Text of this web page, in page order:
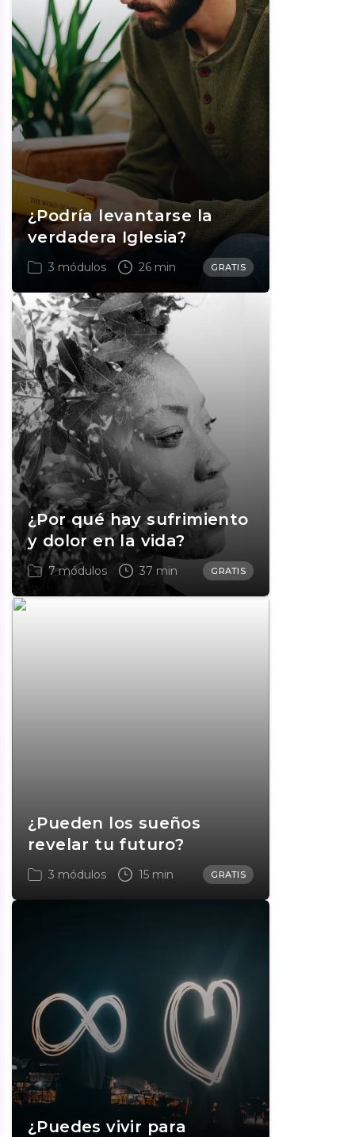
¿Podría levantarse la
verdadera Iglesia?
3 módulos 26 min GRATIS
¿Por qué hay sufrimiento
y dolor en la vida?
7 módulos 37 min GRATIS
¿Pueden los sueños
revelar tu futuro?
3 módulos 15 min GRATIS
¿Puedes vivir para